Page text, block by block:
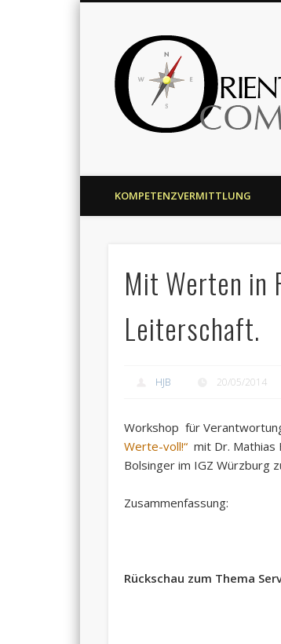
Harald J. Bolsinger
KOMPETENZVERMITTLUNG
Mit Werten in
Leiterschaft.
HJB 20/05/2014
Workshop für
Werte-voll!“ mit Dr. Mathias
Bolsinger im IGZ Würzburg
Zusammenfassung:
Rückschau zum Thema